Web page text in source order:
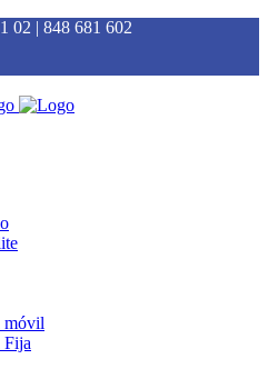
02 | 848 681 602
móvil
Fija